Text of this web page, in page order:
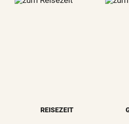
REISEZEIT